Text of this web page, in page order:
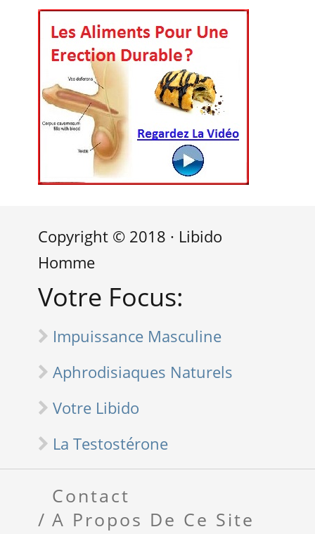
Copyright © 2018 · Libido
Homme
Votre Focus:
Impuissance Masculine
Aphrodisiaques Naturels
Votre Libido
La Testostérone
Contact
A Propos De Ce Site